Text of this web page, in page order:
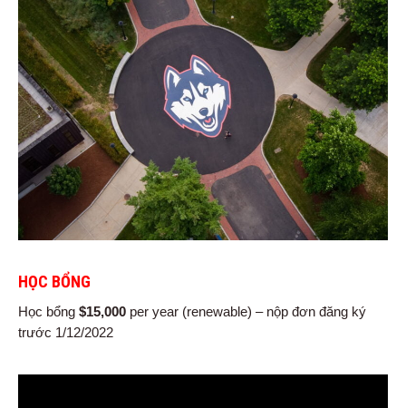
HỌC BỔNG
Học bổng $15,000 per year (renewable) – nộp đơn đăng ký
trước 1/12/2022